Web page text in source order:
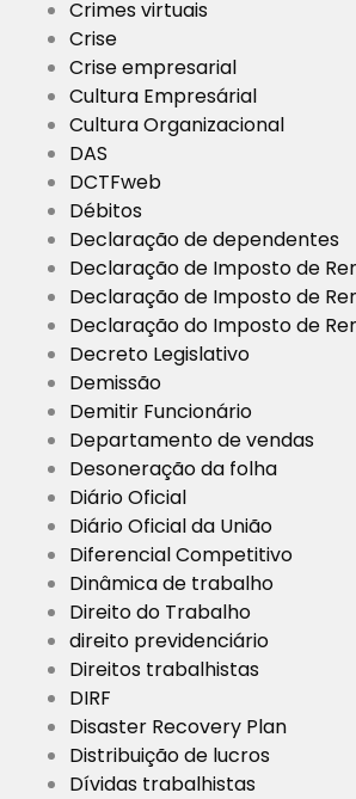
Crimes virtuais
Crise
Crise empresarial
Cultura Empresárial
Cultura Organizacional
DAS
DCTFweb
Débitos
Declaração de dependentes
Declaração de Imposto de
Declaração de Imposto de
Declaração do Imposto de
Decreto Legislativo
Demissão
Demitir Funcionário
Departamento de vendas
Desoneração da folha
Diário Oficial
Diário Oficial da União
Diferencial Competitivo
Dinâmica de trabalho
Direito do Trabalho
direito previdenciário
Direitos trabalhistas
DIRF
Disaster Recovery Plan
Distribuição de lucros
Dívidas trabalhistas